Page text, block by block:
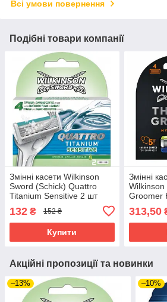
Всі умови повернення
Подібні товари компанії
Змінні касети Wilkinson
Sword (Schick) Quattro
Titanium Sensitive 2 шт
132 ₴ 152 ₴
Купити
Змінні
Groomer
313,50
Акційні пропозиції та новинки
–13% –10%